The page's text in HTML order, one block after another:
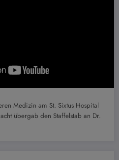
Medizin am St. Sixtus Hospital
übergab den Staffelstab an Dr.